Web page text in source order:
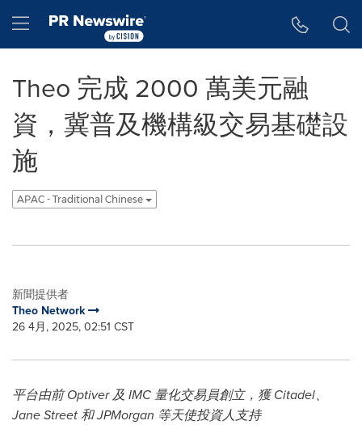
Hamburger menu
Theo 完成 2000 萬美元融
資，冀普及機構級交易基礎設
施
APAC - Traditional Chinese
新聞提供者
Theo Network
26 4月, 2025, 02:51 CST
平台由前 Optiver 及 IMC 量化交易員創立，獲 Citadel、
Jane Street 和 JPMorgan 等天使投資人支持